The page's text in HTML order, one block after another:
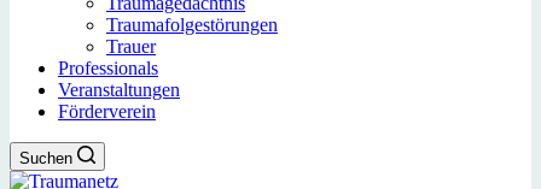
Traumafolgestörungen
Trauer
Professionals
Veranstaltungen
Förderverein
Suchen